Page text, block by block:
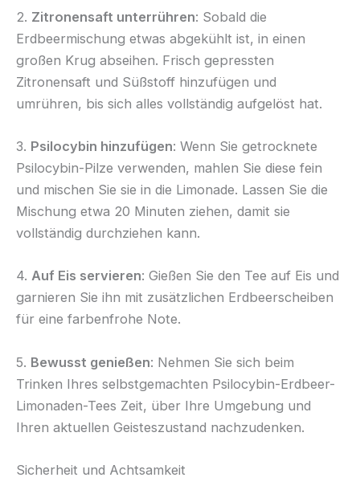
2. Zitronensaft unterrühren: Sobald die
Erdbeermischung etwas abgekühlt ist, in einen
großen Krug abseihen. Frisch gepressten
Zitronensaft und Süßstoff hinzufügen und
umrühren, bis sich alles vollständig aufgelöst hat.
3. Psilocybin hinzufügen: Wenn Sie getrocknete
Psilocybin-Pilze verwenden, mahlen Sie diese fein
und mischen Sie sie in die Limonade. Lassen Sie die
Mischung etwa 20 Minuten ziehen, damit sie
vollständig durchziehen kann.
4. Auf Eis servieren: Gießen Sie den Tee auf Eis und
garnieren Sie ihn mit zusätzlichen Erdbeerscheiben
für eine farbenfrohe Note.
5. Bewusst genießen: Nehmen Sie sich beim
Trinken Ihres selbstgemachten Psilocybin-Erdbeer-
Limonaden-Tees Zeit, über Ihre Umgebung und
Ihren aktuellen Geisteszustand nachzudenken.
Sicherheit und Achtsamkeit